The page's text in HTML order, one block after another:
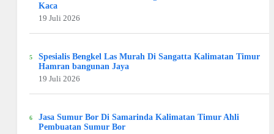
Kaca
19 Juli 2026
Spesialis Bengkel Las Murah Di Sangatta Kalimatan Timur
Hamran bangunan Jaya
19 Juli 2026
Jasa Sumur Bor Di Samarinda Kalimatan Timur Ahli
Pembuatan Sumur Bor